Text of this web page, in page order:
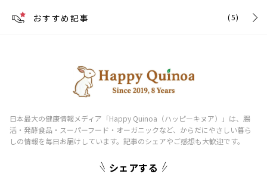
おすすめ記事 (5)
シェアする